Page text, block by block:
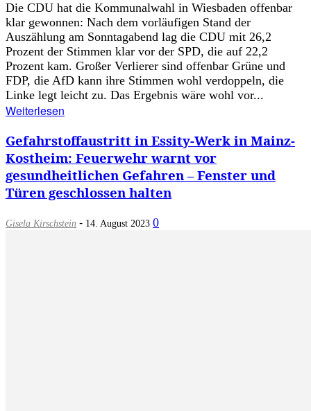
Die CDU hat die Kommunalwahl in Wiesbaden offenbar
klar gewonnen: Nach dem vorläufigen Stand der
Auszählung am Sonntagabend lag die CDU mit 26,2
Prozent der Stimmen klar vor der SPD, die auf 22,2
Prozent kam. Großer Verlierer sind offenbar Grüne und
FDP, die AfD kann ihre Stimmen wohl verdoppeln, die
Linke legt leicht zu. Das Ergebnis wäre wohl vor...
Weiterlesen
Gefahrstoffaustritt in Essity-Werk in Mainz-
Kostheim: Feuerwehr warnt vor
gesundheitlichen Gefahren – Fenster und
Türen geschlossen halten
Gisela Kirschstein - 14. August 2023 0